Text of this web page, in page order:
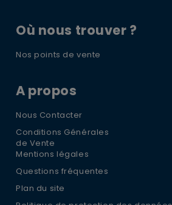
Où nous trouver ?
Nos points de vente
A propos
Nous Contacter
Conditions Générales
de Vente
Mentions légales
Questions fréquentes
Plan du site